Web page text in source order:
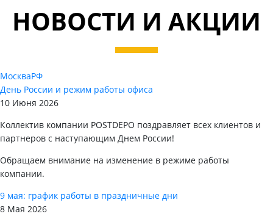
НОВОСТИ И АКЦИИ
МоскваРФ
День России и режим работы офиса
10 Июня 2026
Коллектив компании POSTDEPO поздравляет всех клиентов и
партнеров с наступающим Днем России!
Обращаем внимание на изменение в режиме работы
компании.
9 мая: график работы в праздничные дни
8 Мая 2026